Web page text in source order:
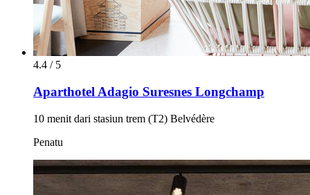
4.4 / 5
Aparthotel Adagio Suresnes Longchamp
10 menit dari stasiun trem (T2) Belvédère
Penatu